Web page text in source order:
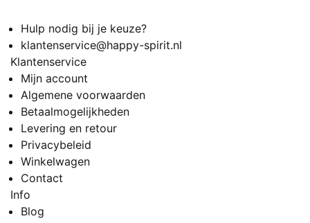
Hulp nodig bij je keuze?
klantenservice@happy-spirit.nl
Klantenservice
Mijn account
Algemene voorwaarden
Betaalmogelijkheden
Levering en retour
Privacybeleid
Winkelwagen
Contact
Info
Blog